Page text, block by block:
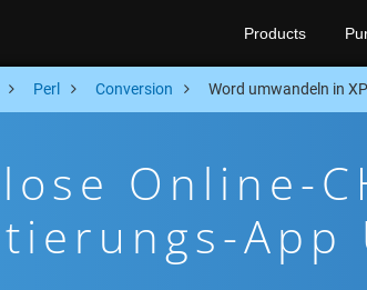
Products
Perl Conversion Word umwandeln in
Online-
App